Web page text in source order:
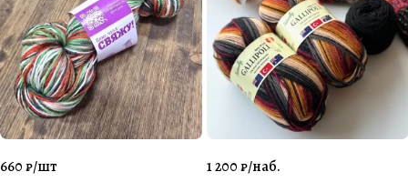
660 ₽/шт
1 200 ₽/наб.